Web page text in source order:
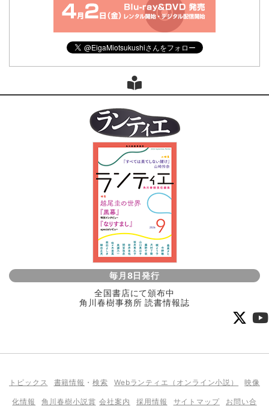
毎月8日発行
全国書店にて頒布中
角川春樹事務所 読書情報誌
トピックス 書籍情報 ・検索 Webランティエ（オンライン小説） 映像
化情報 角川春樹小説賞 会社案内 採用情報 サイトマップ お問い合